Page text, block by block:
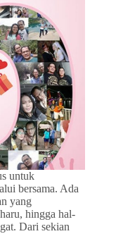
untuk
bersama. Ada
yang
hingga hal-
Dari sekian